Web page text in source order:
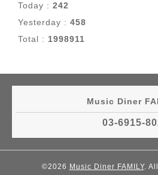
Today : 242
Yesterday : 458
Total : 1998911
Music Diner
03-6915-
©2026 Music Diner FAMILY.